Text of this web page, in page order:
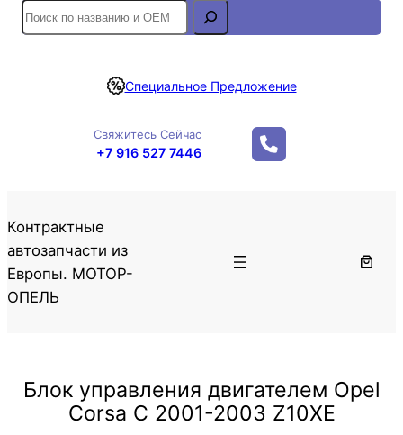
S
e
r
Специальное Предложение
Свяжитесь Сейчас
+7 916 527 7446
Контрактные
автозапчасти из
Европы. МОТОР-
ОПЕЛЬ
Блок управления двигателем Opel
Corsa C 2001-2003 Z10XE